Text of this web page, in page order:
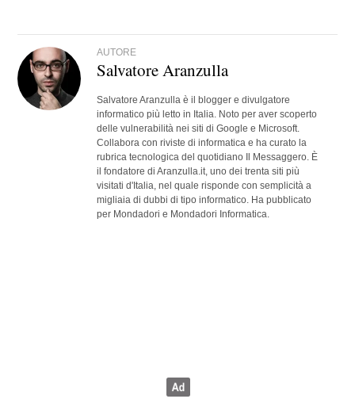
AUTORE
Salvatore Aranzulla
Salvatore Aranzulla è il blogger e divulgatore
informatico più letto in Italia. Noto per aver scoperto
delle vulnerabilità nei siti di Google e Microsoft.
Collabora con riviste di informatica e ha curato la
rubrica tecnologica del quotidiano Il Messaggero. È
il fondatore di Aranzulla.it, uno dei trenta siti più
visitati d'Italia, nel quale risponde con semplicità a
migliaia di dubbi di tipo informatico. Ha pubblicato
per Mondadori e Mondadori Informatica.